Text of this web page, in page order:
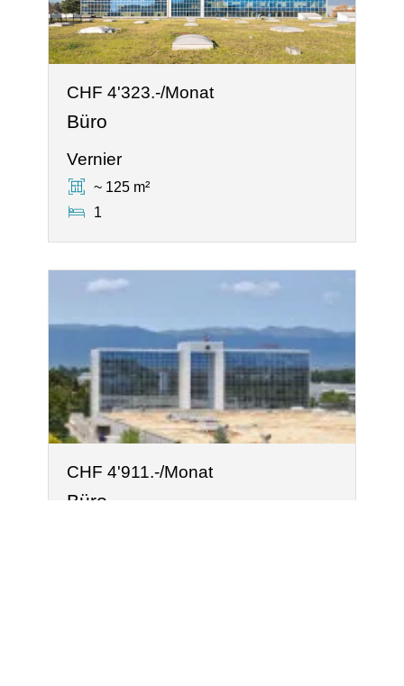
CHF 4'323.-/Monat
Büro
Vernier
~ 125 m²
1
CHF 4'911.-/Monat
Büro